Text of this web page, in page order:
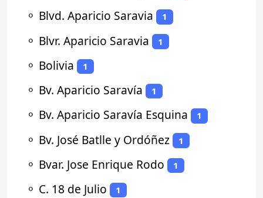
⚬ Blvd. Aparicio Saravia 1
⚬ Blvr. Aparicio Saravia 1
⚬ Bolivia 1
⚬ Bv. Aparicio Saravía 1
⚬ Bv. Aparicio Saravía Esquina 1
⚬ Bv. José Batlle y Ordóñez 1
⚬ Bvar. Jose Enrique Rodo 1
⚬ C. 18 de Julio 1